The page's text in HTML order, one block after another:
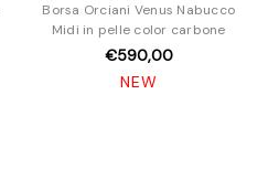
Borsa Orciani Venus Nabucco
Midi in pelle color carbone
€590,00
NEW